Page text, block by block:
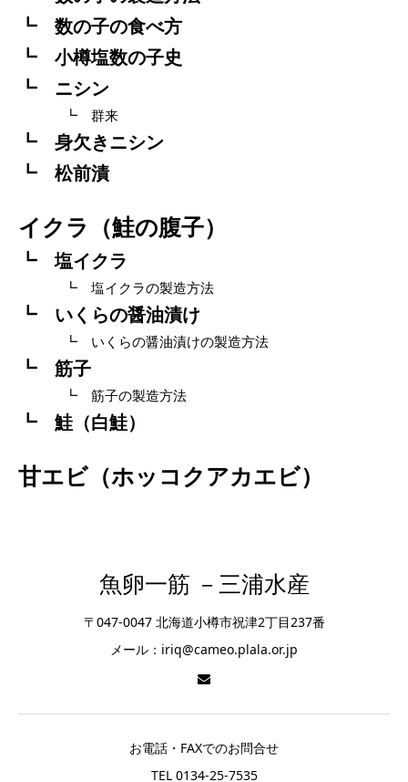
数の子の食べ方
小樽塩数の子史
ニシン
群来
身欠きニシン
松前漬
イクラ（鮭の腹子）
塩イクラ
塩イクラの製造方法
いくらの醤油漬け
いくらの醤油漬けの製造方法
筋子
筋子の製造方法
鮭（白鮭）
甘エビ（ホッコクアカエビ）
魚卵一筋 －三浦水産
〒047-0047 北海道小樽市祝津2丁目237番
メール：iriq@cameo.plala.or.jp
お電話・FAXでのお問合せ
TEL 0134-25-7535